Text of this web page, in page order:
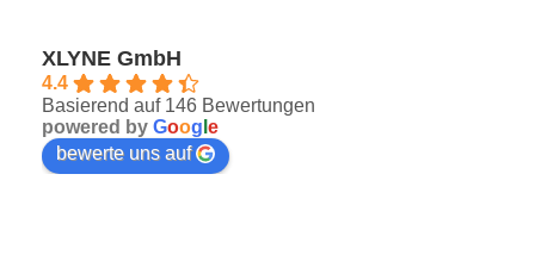
XLYNE GmbH
4.4
Basierend auf 146 Bewertungen
powered by Goog e
bewerte uns auf